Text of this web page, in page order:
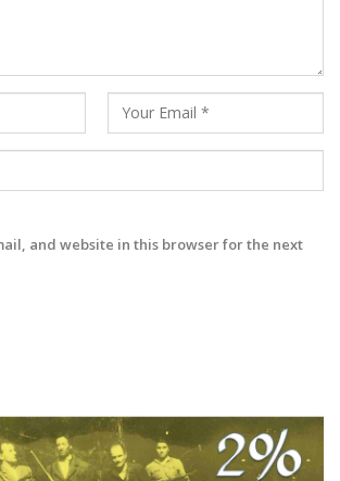
and website in this browser for the next